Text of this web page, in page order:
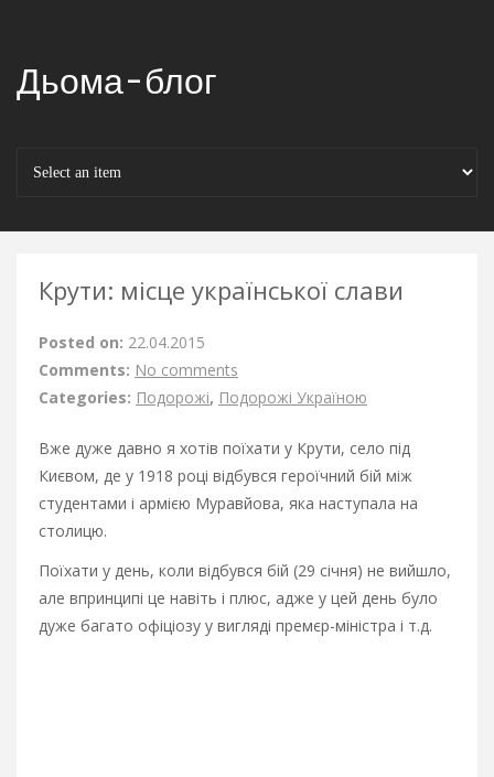
Дьома-блог
Крути: місце української слави
Posted on: 22.04.2015
Comments: No comments
Categories: Подорожі, Подорожі Україною
Вже дуже давно я хотів поїхати у Крути, село під
Києвом, де у 1918 році відбувся героїчний бій між
студентами і армією Муравйова, яка наступала на
столицю.
Поїхати у день, коли відбувся бій (29 січня) не вийшло,
але впринципі це навіть і плюс, адже у цей день було
дуже багато офіціозу у вигляді премєр-міністра і т.д.